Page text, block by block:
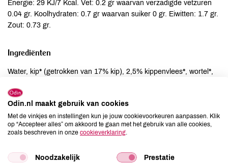
Energie: 29 KJ/7 Kcal. Vet: 0.2 gr waarvan verzadigde vetzuren
0.04 gr. Koolhydraten: 0.7 gr waarvan suiker 0 gr. Eiwitten: 1.7 gr.
Zout: 0.73 gr.
Ingrediënten
Water, kip* (getrokken van 17% kip), 2,5% kippenvlees*, wortel*,
peper*, laurier*, kruidnagel*.
Allergenen
Ei
niet aanwezig
Odin.nl maakt gebruik van cookies
Met de vinkjes en instellingen kun je jouw cookievoorkeuren aanpassen. Klik
op “Accepteer alles” om akkoord te gaan met het gebruik van alle cookies,
zoals beschreven in onze cookieverklaring.
Noodzakelijk Prestatie